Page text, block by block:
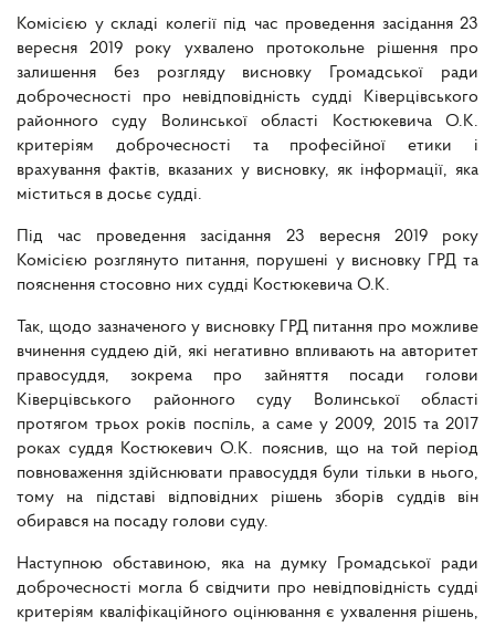
Комісією у складі колегії під час проведення засідання 23
вересня 2019 року ухвалено протокольне рішення про
залишення без розгляду висновку Громадської ради
доброчесності про невідповідність судді Ківерцівського
районного суду Волинської області Костюкевича О.К.
критеріям доброчесності та професійної етики і
врахування фактів, вказаних у висновку, як інформації, яка
міститься в досьє судді.
Під час проведення засідання 23 вересня 2019 року
Комісією розглянуто питання, порушені у висновку ГРД та
пояснення стосовно них судді Костюкевича О.К.
Так, щодо зазначеного у висновку ГРД питання про можливе
вчинення суддею дій, які негативно впливають на авторитет
правосуддя, зокрема про зайняття посади голови
Ківерцівського районного суду Волинської області
протягом трьох років поспіль, а саме у 2009, 2015 та 2017
роках суддя Костюкевич О.К. пояснив, що на той період
повноваження здійснювати правосуддя були тільки в нього,
тому на підставі відповідних рішень зборів суддів він
обирався на посаду голови суду.
Наступною обставиною, яка на думку Громадської ради
доброчесності могла б свідчити про невідповідність судді
критеріям кваліфікаційного оцінювання є ухвалення рішень,